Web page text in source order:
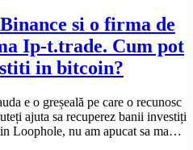
si o firma de
Ip-t.trade. Cum pot
in bitcoin?
e o greșeală pe care o recunosc
ajuta sa recuperez banii investiți
Loophole, nu am apucat sa ma…